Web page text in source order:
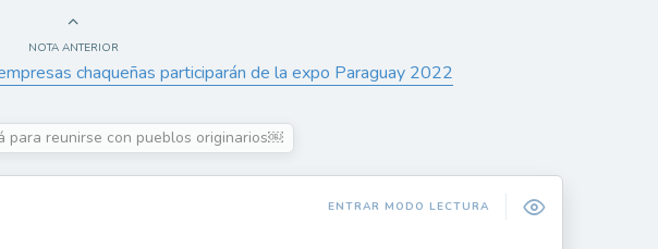
NOTA ANTERIOR
chaqueñas participarán de la expo Paraguay 2022
para reunirse con pueblos originarios￼
ENTRAR MODO LECTURA